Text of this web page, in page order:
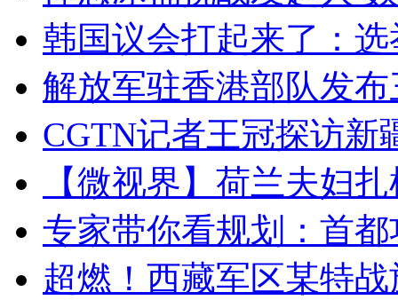
韩国议会打起来了：
解放军驻香港部队发
CGTN记者王冠探访新
【微视界】荷兰夫妇
专家带你看规划：首
超燃！西藏军区某特